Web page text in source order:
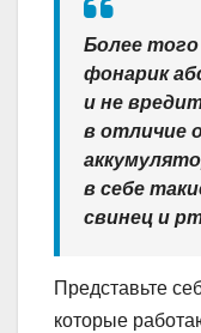
Более
фонарик
и не
в отличие
в себе
свинец и
Представьте
которые